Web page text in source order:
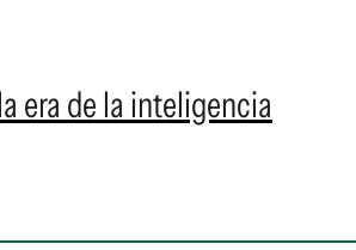
era de la inteligencia